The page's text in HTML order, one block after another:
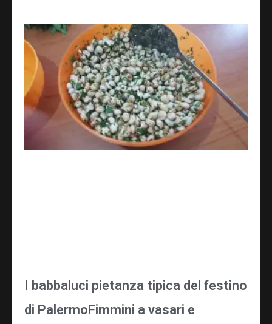
I babbaluci pietanza tipica del festino
di PalermoFimmini a vasari e